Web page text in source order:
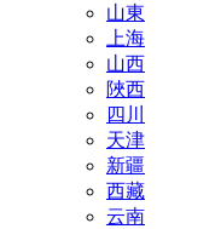
山東
上海
山西
陜西
四川
天津
新疆
西藏
云南